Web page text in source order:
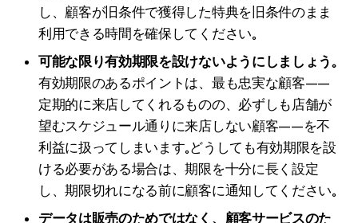
し、顧客が旧条件で獲得した特典を旧条件のまま
利用できる時間を確保してください。
可能な限り有効期限を設けないようにしましょう。
有効期限のあるポイントは、最も忠実な顧客——
定期的に来店してくれるものの、必ずしも店舗が
望むスケジュール通りに来店しない顧客——を不
利益に扱ってしまいます。どうしても有効期限を設
ける必要がある場合は、期限を十分に長く設定
し、期限切れになる前に顧客に通知してください。
データは販売のためではなく、顧客サービスのた